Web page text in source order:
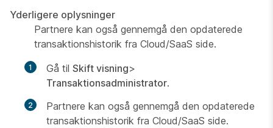
Yderligere oplysninger
Partnere kan også gennemgå den opdaterede
transaktionshistorik fra Cloud/SaaS side.
Gå til Skift visning>
Transaktionsadministrator.
Partnere kan også gennemgå den opdaterede
transaktionshistorik fra Cloud/SaaS side.